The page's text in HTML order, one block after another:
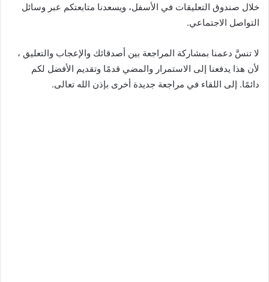
خلال صندوق التعليقات في الأسفل، ويسعدنا متابعتكم عبر وسائل
التواصل الاجتماعي.
لا تنسَّ دعمنا بمشاركة المراجعة بين أصدقائك والإعجاب والتعليق ،
لأن هذا يدفعنا إلى الاستمرار والمضي قدمًا وتقديم الأفضل لكم
دائمًا. إلى اللقاء في مراجعة جديدة أخرى بإذن الله تعالى.